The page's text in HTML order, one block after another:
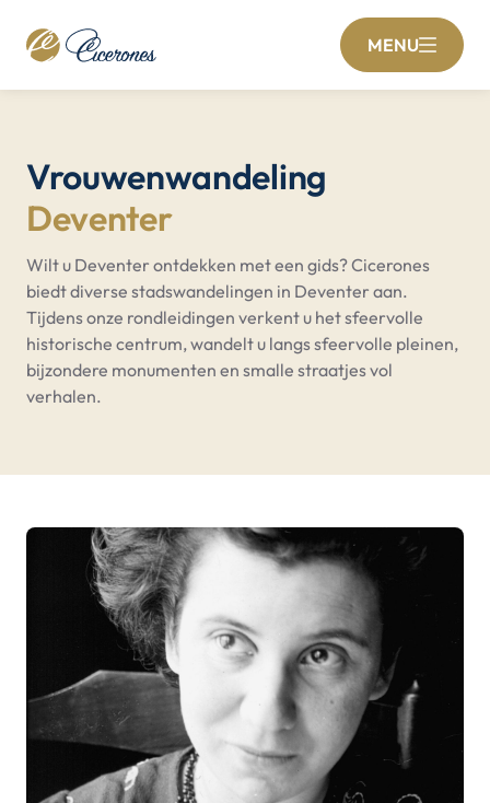
MENU
Vrouwenwandeling
Deventer
Wilt u Deventer ontdekken met een gids? Cicerones
biedt diverse stadswandelingen in Deventer aan.
Tijdens onze rondleidingen verkent u het sfeervolle
historische centrum, wandelt u langs sfeervolle pleinen,
bijzondere monumenten en smalle straatjes vol
verhalen.